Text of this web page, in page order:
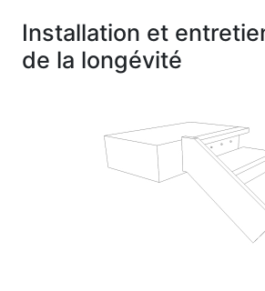
Installation et
de la longévité